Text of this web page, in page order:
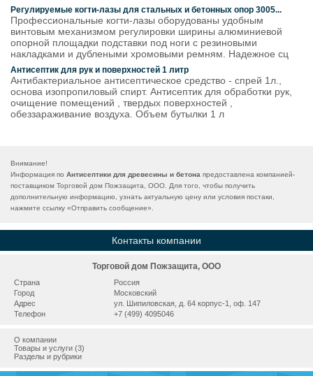
Регулируемые когти-лазы для стальных и бетонных опор 3005...
Профессиональные когти-лазы оборудованы удобным
винтовым механизмом регулировки ширины алюминиевой
опорной площадки подставки под ноги с резиновыми
накладками и дублеными хромовыми ремням. Надежное сц
Антисептик для рук и поверхностей 1 литр
Антибактериальное антисептическое средство - спрей 1л.,
основа изопропиловый спирт. Антисептик для обработки рук,
очищение помещений , твердых поверхностей ,
обеззараживание воздуха. Объем бутылки 1 л
Внимание!
Информация по Антисептики для древесины и бетона предоставлена компанией-
поставщиком Торговой дом Пожзащита, ООО. Для того, чтобы получить
дополнительную информацию, узнать актуальную цену или условия постаки,
нажмите ссылку «Отправить сообщение».
Контакты компании
Торговой дом Пожзащита, ООО
Страна
Россия
Город
Московский
Адрес
ул. Шипиловская, д. 64 корпус-1, оф. 147
Телефон
+7 (499) 4095046
О компании
Товары и услуги (3)
Разделы и рубрики